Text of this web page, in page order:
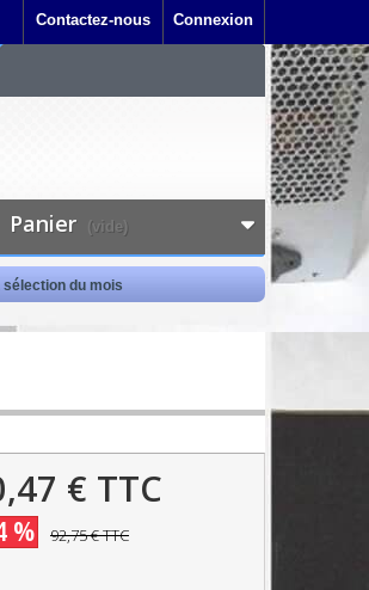
Connexion
Contactez-nous
Panier (vide)
sélection du mois
€ TTC
% 92,75 €TTC